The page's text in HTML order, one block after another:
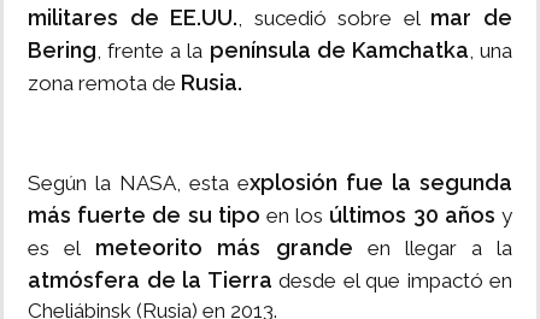
militares de EE.UU., sucedió sobre el mar de
Bering, frente a la península de Kamchatka, una
zona remota de Rusia.
Según la NASA, esta explosión fue la segunda
más fuerte de su tipo en los últimos 30 años y
es el meteorito más grande en llegar a la
atmósfera de la Tierra desde el que impactó en
Cheliábinsk (Rusia) en 2013.